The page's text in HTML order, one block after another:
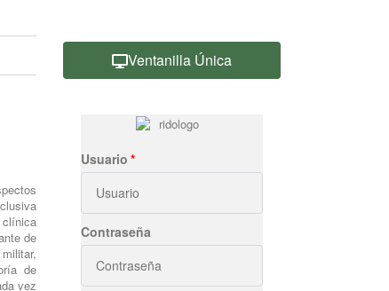
de
de
vez
Ventanilla Única
Usuario
Contraseña